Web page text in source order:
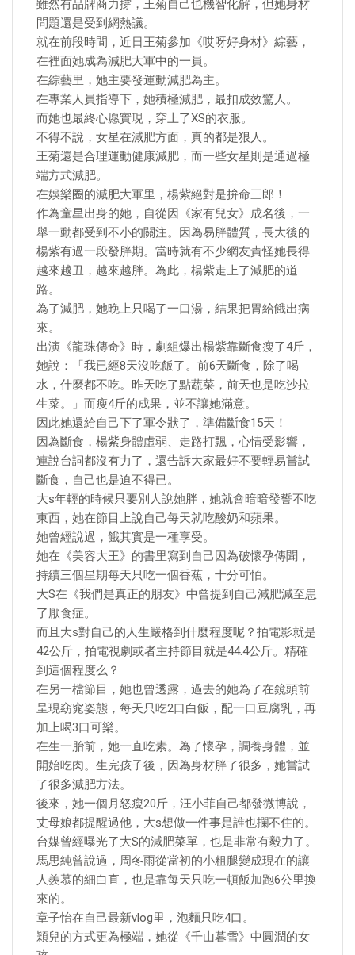
雖然有品牌商力撐，王菊自己也機智化解，但她身材
問題還是受到網熱議。
就在前段時間，近日王菊參加《哎呀好身材》綜藝，
在裡面她成為減肥大軍中的一員。
在綜藝里，她主要發運動減肥為主。
在專業人員指導下，她積極減肥，最扣成效驚人。
而她也最終心愿實現，穿上了XS的衣服。
不得不說，女星在減肥方面，真的都是狠人。
王菊還是合理運動健康減肥，而一些女星則是通過極
端方式減肥。
在娛樂圈的減肥大軍里，楊紫絕對是拚命三郎！
作為童星出身的她，自從因《家有兒女》成名後，一
舉一動都受到不小的關注。因為易胖體質，長大後的
楊紫有過一段發胖期。當時就有不少網友責怪她長得
越來越丑，越來越胖。為此，楊紫走上了減肥的道
路。
為了減肥，她晚上只喝了一口湯，結果把胃給餓出病
來。
出演《龍珠傳奇》時，劇組爆出楊紫靠斷食瘦了4斤，
她說：「我已經8天沒吃飯了。前6天斷食，除了喝
水，什麼都不吃。昨天吃了點蔬菜，前天也是吃沙拉
生菜。」而瘦4斤的成果，並不讓她滿意。
因此她還給自己下了軍令狀了，準備斷食15天！
因為斷食，楊紫身體虛弱、走路打飄，心情受影響，
連說台詞都沒有力了，還告訴大家最好不要輕易嘗試
斷食，自己也是迫不得已。
大s年輕的時候只要別人說她胖，她就會暗暗發誓不吃
東西，她在節目上說自己每天就吃酸奶和蘋果。
她曾經說過，餓其實是一種享受。
她在《美容大王》的書里寫到自己因為破懷孕傳聞，
持續三個星期每天只吃一個香蕉，十分可怕。
大S在《我們是真正的朋友》中曾提到自己減肥減至患
了厭食症。
而且大s對自己的人生嚴格到什麼程度呢？拍電影就是
42公斤，拍電視劇或者主持節目就是44.4公斤。精確
到這個程度么？
在另一檔節目，她也曾透露，過去的她為了在鏡頭前
呈現窈窕姿態，每天只吃2口白飯，配一口豆腐乳，再
加上喝3口可樂。
在生一胎前，她一直吃素。為了懷孕，調養身體，並
開始吃肉。生完孩子後，因為身材胖了很多，她嘗試
了很多減肥方法。
後來，她一個月怒瘦20斤，汪小菲自己都發微博說，
丈母娘都提醒過他，大s想做一件事是誰也攔不住的。
台媒曾經曝光了大S的減肥菜單，也是非常有毅力了。
馬思純曾說過，周冬雨從當初的小粗腿變成現在的讓
人羨慕的細白直，也是靠每天只吃一頓飯加跑6公里換
來的。
章子怡在自己最新vlog里，泡麵只吃4口。
穎兒的方式更為極端，她從《千山暮雪》中圓潤的女